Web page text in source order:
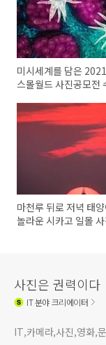
미시세계를 담은
스몰월드 사진공모전
마천루 뒤로 저녁 태양이 담기는
놀라운 시카고 일몰 사
사진은 권력이다
IT분야 크리에이터
IT,카메라,사진,영화,